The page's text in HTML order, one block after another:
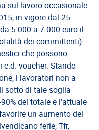
sul lavoro occasionale
in vigore dal 25
5.000 a 7.000 euro il
dei committenti)
che possono
voucher. Stando
i lavoratori non a
sotto di tale soglia
del totale e l’attuale
un aumento dei
ferie, Tfr,